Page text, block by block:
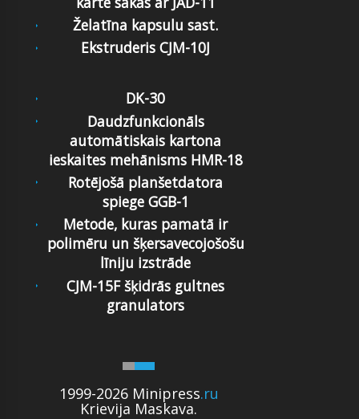
Želatīna kapsulu sast.
Ekstruderis CJM-10J
1999-2026 Minipress.ru
Krievija Maskava.
DK-30
Daudzfunkcionāls
automātiskais kartona
ieskaites mehānisms HMR-18
Rotējošā planšetdatora
spiege GGB-1
Metode, kuras pamatā ir
polimēru un šķersavecojošošu
līniju izstrāde
CJM-15F šķidrās gultnes
granulators